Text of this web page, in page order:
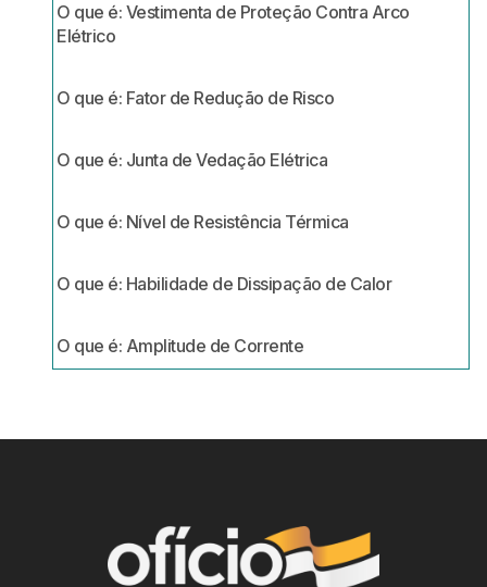
O que é: Vestimenta de Proteção Contra Arco
Elétrico
O que é: Fator de Redução de Risco
O que é: Junta de Vedação Elétrica
O que é: Nível de Resistência Térmica
O que é: Habilidade de Dissipação de Calor
O que é: Amplitude de Corrente